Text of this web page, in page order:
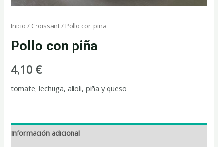
Inicio / Croissant/ Pollo con piña
Pollo con piña
4,10 €
tomate, lechuga, alioli, piña y queso.
Información adicional